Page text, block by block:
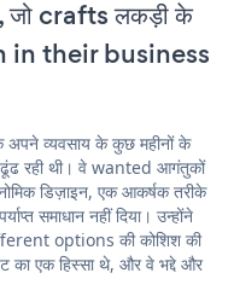
जो crafts लकड़ी के
in their business
व्यवसाय के कुछ महीनों के
रही थी। वे wanted आगंतुकों
डिज़ाइन, एक आकर्षक तरीके
समाधान नहीं दिया। उन्होंने
options की कोशिश की
का एक हिस्सा थे, और वे भद्दे और